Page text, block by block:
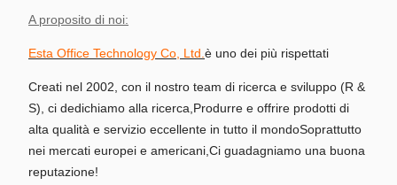
A proposito di noi:
Esta Office Technology Co, Ltd.è uno dei più rispettati
Creati nel 2002, con il nostro team di ricerca e sviluppo (R &
S), ci dedichiamo alla ricerca,Produrre e offrire prodotti di
alta qualità e servizio eccellente in tutto il mondoSoprattutto
nei mercati europei e americani,Ci guadagniamo una buona
reputazione!